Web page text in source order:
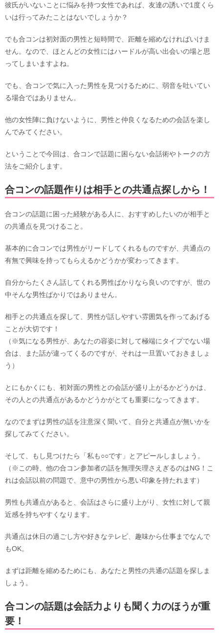
彼氏がいないことに悩みを持つ女性であれば、友達の誘いで1度くら
いは行ってみたことはないでしょうか？
でも合コンは初対面の男性と短時間で、距離を縮めなければいけま
せん。なので、ほとんどの女性にはハードルが高い出会いの場と思
ってしまいますよね。
でも、合コンで気に入った男性を見つけるために、弱音を吐いてい
る場合ではありません。
他の女性陣に負けないように、男性と仲良くなるための会話を楽し
んでみてください。
ということで今回は、合コンで話題に困らない会話術やトークの方
法をご紹介します。
合コンの話題作りは相手との共通点探しから！
合コンの話題に困った経験がある人に、おすすめしたいのが相手と
の共通点を見つけること。
基本的に合コンでは男性がリードしてくれるものですが、共通点の
有無で興味を持ってもらえるかどうかが変わってきます。
自分からたくさん話してくれる男性ばかりなら良いのですが、世の
中そんな男性ばかりではありません。
相手との共通点を探して、男性が話しやすい雰囲気を作ってあげる
ことが大切です！
（※気になる男性が、あなたの容姿に対して極端にタイプでない場
合は、また話が違ってくるのですが、それは一旦置いておきましょ
う）
とにもかくにも、初対面の男性との会話が盛り上がるかどうかは、
その人との共通点があるかどうかがとても重要になってきます。
なのでまずは男性の話を注意深く聞いて、自分と共通点が無いかを
探してみてください。
そして、もし見つけたら「私も○○です」とアピールしましょう。
（※この時、他の合コン参加者の話を無理矢理さえぎるのはNG！こ
れは会話以前の問題で、意中の男性から悪い印象を持たれます）
男性も共通点があると、会話はさらに盛り上がり、女性に対して親
近感を持ちやすくなります。
共通点は休日の過ごし方や好きなテレビ、趣味から仕事までなんで
もOK。
まずは距離を縮めるためにも、あなたと男性の共通の話題を探しま
しょう。
合コンの話題は会話力よりも聞く力のほうが重
要！